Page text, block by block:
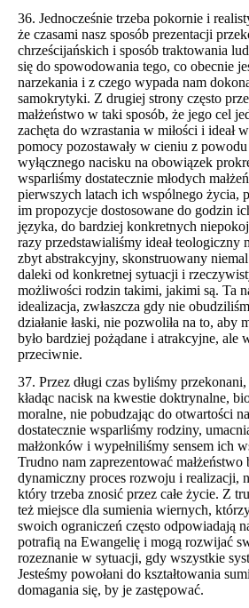
36. Jednocześnie trzeba pokornie i
że ​​czasami nasz sposób prezentacji
chrześcijańskich i sposób traktowania
się do spowodowania tego, co obecnie
narzekania i z czego wypada nam
samokrytyki. Z drugiej strony często
małżeństwo w taki sposób, że jego cel
zachęta do wzrastania w miłości i ideał
pomocy pozostawały w cieniu z
wyłącznego nacisku na obowiązek
wsparliśmy dostatecznie młodych
pierwszych latach ich wspólnego życia,
im propozycje dostosowane do godzin
języka, do bardziej konkretnych
razy przedstawialiśmy ideał teologiczny
zbyt abstrakcyjny, skonstruowany
daleki od konkretnej sytuacji i
możliwości rodzin takimi, jakimi są. Ta
idealizacja, zwłaszcza gdy nie
działanie łaski, nie pozwoliła na to, aby
było bardziej pożądane i atrakcyjne, ale
przeciwnie.
37. Przez długi czas byliśmy
kładąc nacisk na kwestie doktrynalne,
moralne, nie pobudzając do otwartości na
dostatecznie wsparliśmy rodziny,
małżonków i wypełniliśmy sensem ich
Trudno nam zaprezentować małżeństwo
dynamiczny proces rozwoju i realizacji,
który trzeba znosić przez całe życie. Z
też miejsce dla sumienia wiernych,
swoich ograniczeń często odpowiadają
potrafią na Ewangelię i mogą rozwijać
rozeznanie w sytuacji, gdy wszystkie
Jesteśmy powołani do kształtowania
domagania się, by je zastępować.